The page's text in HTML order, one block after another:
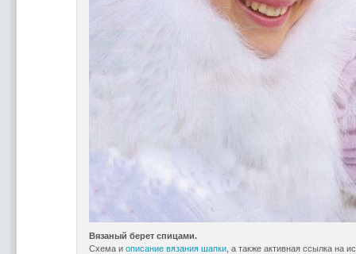
Вязаный берет спицами.
Схема и описание вязания шапки, а также активная ссылка на